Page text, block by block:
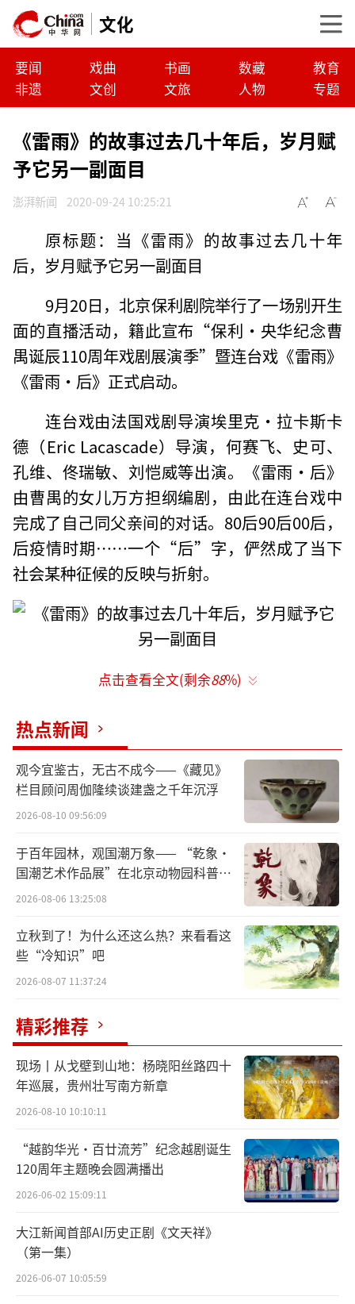
文化
要闻 戏曲 书画 数藏
教育
非遗
文创 文旅 人物 专题
《雷雨》的故事过去几十年后，岁月赋
予它另一副面目
澎湃新闻 2020-09-24 10:25:21
原标题：当《雷雨》的故事过去几十年
后，岁月赋予它另一副面目
9月20日，北京保利剧院举行了一场别开生
面的直播活动，籍此宣布“保利·央华纪念曹
禺诞辰110周年戏剧展演季”暨连台戏《雷雨》
《雷雨·后》正式启动。
连台戏由法国戏剧导演埃里克·拉卡斯卡
德（Eric Lacascade）导演，何赛飞、史可、
孔维、佟瑞敏、刘恺威等出演。《雷雨·后》
由曹禺的女儿万方担纲编剧，由此在连台戏中
完成了自己同父亲间的对话。80后90后00后，
后疫情时期……一个“后”字，俨然成了当下
社会某种征候的反映与折射。
合影
毫无疑问，《雷雨》诞生之后不仅在话剧
舞台上长演不衰，更被改编成了京剧、黄梅
戏、芭蕾舞、歌剧甚至电影电视剧。相较于著
名戏剧家曹禺，是不是现而今的戏剧人，特别
是曹禺的女儿万方而言，是不是都可以说上一
句“我是雷雨后”？
作为本次连台戏《雷雨》的文学责编、
《雷雨·后》的编剧，万方在剧目阐述中如此
写道：“《雷雨》的原著是有序幕和尾声的，
里面只出现了一对孩童兄妹和议论住在这所阴
森的大房子里的两个老人，而众多的演出中几
乎都删去了序幕和尾声。我改编的《雷雨》正
是从序幕和尾声的年代开始，从剧中人物的老
年开始，这是一个新的视角。当《雷雨》的故
事过去几十年后，该死的都早已死去，活着的
人度过了漫漫人生。这时候，岁月和时间赋予
了《雷雨》另一副面目。复杂的人性、无常的
人生，一切经过时间的海浪日复一日地冲刷和
洗涤之后露出更深的一层，那些埋藏得很深的
“看人性、看命运、看自己”，发布会秒
变演出
点击查看全文(剩余88%)
热点新闻
观今宜鉴古，无古不成今——《藏见》
栏目顾问周伽隆续谈建盏之千年沉浮
2026-08-10 09:56:09
于百年园林，观国潮万象—— “乾象·
国潮艺术作品展”在北京动物园科普馆
机动展厅开展
2026-08-06 13:25:08
立秋到了！为什么还这么热？来看看这
些“冷知识”吧
2026-08-07 11:37:24
精彩推荐
现场丨从戈壁到山地：杨晓阳丝路四十
年巡展，贵州壮写南方新章
2026-08-10 10:10:11
“越韵华光·百廿流芳”纪念越剧诞生
120周年主题晚会圆满播出
2026-06-02 15:09:11
大江新闻首部AI历史正剧《文天祥》
（第一集）
2026-06-07 10:05:59